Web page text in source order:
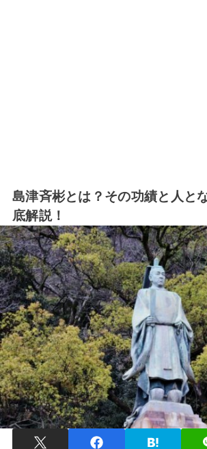
島津斉彬とは？その功績と人と
底解説！